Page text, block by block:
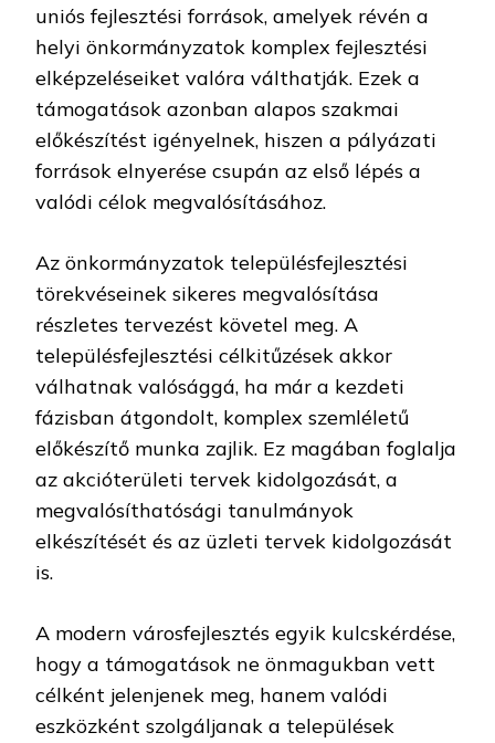
uniós fejlesztési források, amelyek révén a
helyi önkormányzatok komplex fejlesztési
elképzeléseiket valóra válthatják. Ezek a
támogatások azonban alapos szakmai
előkészítést igényelnek, hiszen a pályázati
források elnyerése csupán az első lépés a
valódi célok megvalósításához.
Az önkormányzatok településfejlesztési
törekvéseinek sikeres megvalósítása
részletes tervezést követel meg. A
településfejlesztési célkitűzések akkor
válhatnak valósággá, ha már a kezdeti
fázisban átgondolt, komplex szemléletű
előkészítő munka zajlik. Ez magában foglalja
az akcióterületi tervek kidolgozását, a
megvalósíthatósági tanulmányok
elkészítését és az üzleti tervek kidolgozását
is.
A modern városfejlesztés egyik kulcskérdése,
hogy a támogatások ne önmagukban vett
célként jelenjenek meg, hanem valódi
eszközként szolgáljanak a települések